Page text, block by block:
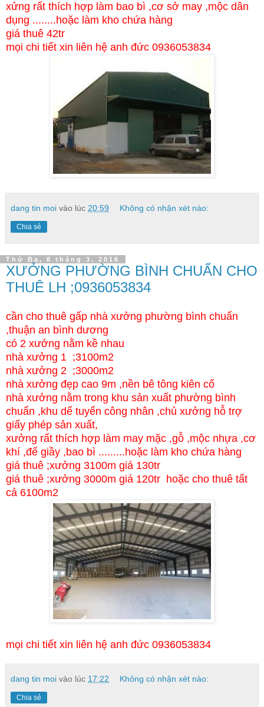
xửng rất thích hợp làm bao bì ,cơ sở may ,mộc dân
dụng ........hoặc làm kho chứa hàng
giá thuê 42tr
mọi chi tiết xin liên hệ anh đức 0936053834
dang tin moi vào lúc 20:59 Không có nhận xét nào:
Chia sẻ
Thứ Ba, 8 tháng 3, 2016
XƯỞNG PHƯỜNG BÌNH CHUẨN CHO
THUÊ LH ;0936053834
cần cho thuê gấp nhà xưởng phường bình chuẩn
,thuận an bình dương
có 2 xưởng nằm kề nhau
nhà xưởng 1 ;3100m2
nhà xưởng 2 ;3000m2
nhà xưởng đẹp cao 9m ,nền bê tông kiên cố
nhà xưởng nằm trong khu sản xuất phường bình
chuẩn ,khu dể tuyển công nhân ,chủ xưởng hỗ trợ
giấy phép sản xuất,
xưởng rất thích hợp làm may mặc ,gỗ ,mộc nhựa ,cơ
khí ,đế giầy ,bao bì .........hoặc làm kho chứa hàng
giá thuê ;xưởng 3100m giá 130tr
giá thuê ;xưởng 3000m giá 120tr hoặc cho thuê tất
cả 6100m2
mọi chi tiết xin liên hệ anh đức 0936053834
dang tin moi vào lúc 17:22 Không có nhận xét nào:
Chia sẻ